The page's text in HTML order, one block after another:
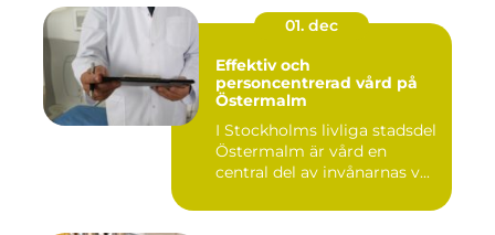
01. dec
Effektiv och
personcentrerad vård på
Östermalm
I Stockholms livliga stadsdel
Östermalm är vård en
central del av invånarnas v...